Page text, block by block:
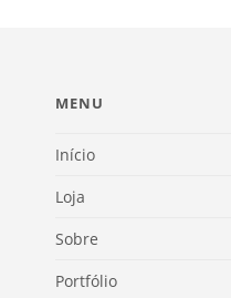
MENU
Início
Loja
Sobre
Portfólio